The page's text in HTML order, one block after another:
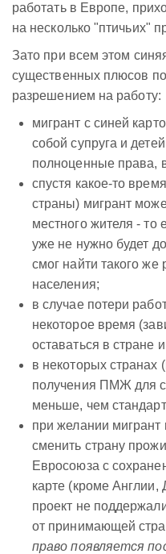
работать в Европе,
на несколько "птичьих"
Зато при всем этом
существенных плюсов
разрешением на работу:
мигрант с синей
собой супруга и
полноценные права,
спустя какое-то
страны) мигрант
местного жителя - то
уже не нужно будет
смог найти такого же
населения;
в случае потери
некоторое время
оставаться в стране
в некоторых странах
получения ПМЖ для
меньше, чем
при желании мигрант
сменить страну
Евросоюза с
карте (кроме
проект не
от принимающей
право появляется